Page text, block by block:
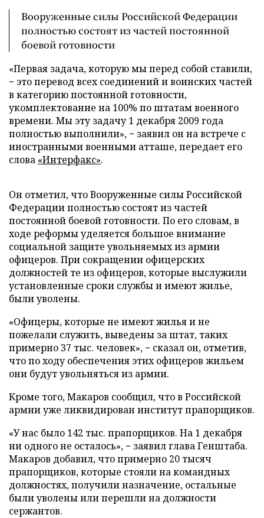
Вооруженные силы Российской Федерации
полностью состоят из частей постоянной
боевой готовности
«Первая задача, которую мы перед собой ставили,
− это перевод всех соединений и воинских частей
в категорию постоянной готовности,
укомплектование на 100% по штатам военного
времени. Мы эту задачу 1 декабря 2009 года
полностью выполнили», − заявил он на встрече с
иностранными военными атташе, передает его
слова «Интерфакс».
Он отметил, что Вооруженные силы Российской
Федерации полностью состоят из частей
постоянной боевой готовности. По его словам, в
ходе реформы уделяется большое внимание
социальной защите увольняемых из армии
офицеров. При сокращении офицерских
должностей те из офицеров, которые выслужили
установленные сроки службы и имеют жилье,
были уволены.
«Офицеры, которые не имеют жилья и не
пожелали служить, выведены за штат, таких
примерно 37 тыс. человек», − сказал он, отметив,
что по ходу обеспечения этих офицеров жильем
они будут увольняться из армии.
Кроме того, Макаров сообщил, что в Российской
армии уже ликвидирован институт прапорщиков.
«У нас было 142 тыс. прапорщиков. На 1 декабря
ни одного не осталось», − заявил глава Генштаба.
Макаров добавил, что примерно 20 тысяч
прапорщиков, которые стояли на командных
должностях, получили назначение, остальные
были уволены или перешли на должности
сержантов.